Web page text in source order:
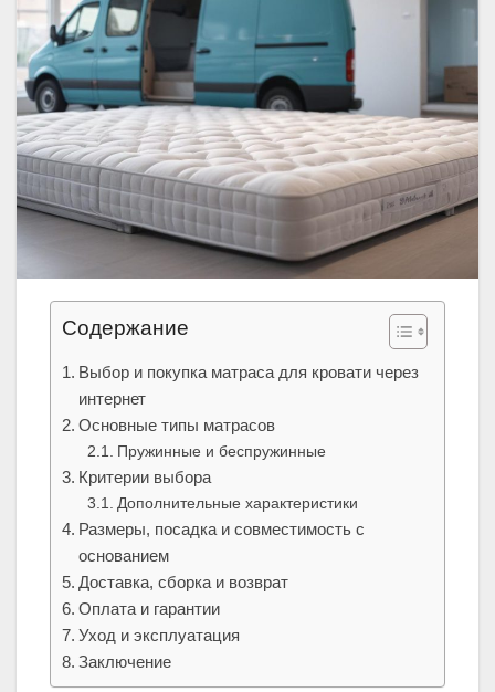
Содержание
Выбор и покупка матраса для кровати через
интернет
Основные типы матрасов
Пружинные и беспружинные
Критерии выбора
Дополнительные характеристики
Размеры, посадка и совместимость с
основанием
Доставка, сборка и возврат
Оплата и гарантии
Уход и эксплуатация
Заключение